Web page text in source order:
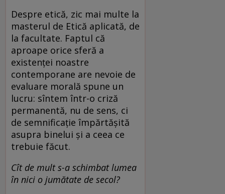
Despre etică, zic mai multe la
masterul de Etică aplicată, de
la facultate. Faptul că
aproape orice sferă a
existenței noastre
contemporane are nevoie de
evaluare morală spune un
lucru: sîntem într-o criză
permanentă, nu de sens, ci
de semnificație împărtășită
asupra binelui și a ceea ce
trebuie făcut.
Cît de mult s-a schimbat lumea
în nici o jumătate de secol?